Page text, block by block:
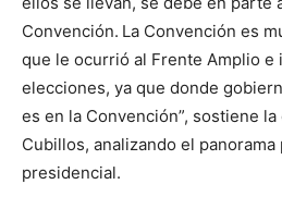
Convención. La Convención es
que le ocurrió al Frente Amplio e
elecciones, ya que donde
es en la Convención”, sostiene
Cubillos, analizando el
presidencial.